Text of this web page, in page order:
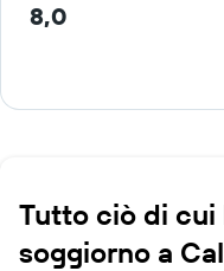
8,0
Tutto ciò di cui
soggiorno a